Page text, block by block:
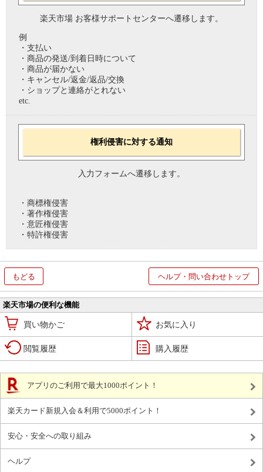
楽天市場 お客様サポートセンターへ遷移します。
例
・支払い
・商品の発送/到着日時について
・商品が届かない
・キャンセル/返金/返品/交換
・ショップと連絡がとれない
etc.
権利侵害に対する通知
入力フォームへ遷移します。
・商標権侵害
・著作権侵害
・意匠権侵害
・特許権侵害
もどる ヘルプ・問い合わせトップ
楽天市場の便利な機能
買い物かご お気に入り
閲覧履歴 購入履歴
アプリのご利用で最大1000ポイント！
楽天カード新規入会＆利用で5000ポイント！
安心・安全への取り組み
ヘルプ